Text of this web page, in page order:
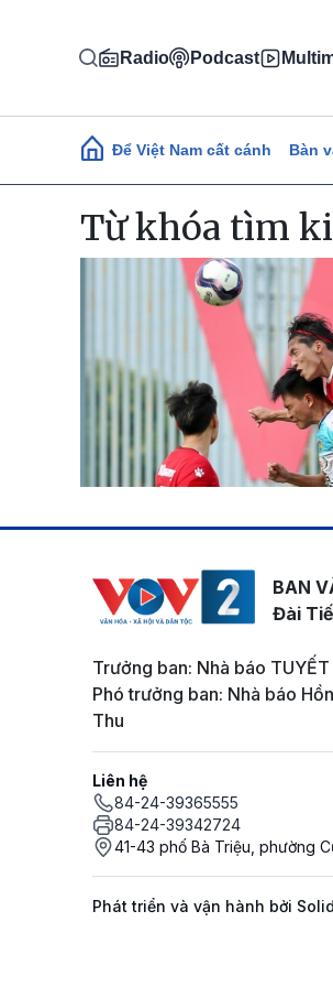
Radio Podcast
Main navigation
Để Việt Nam cất cánh Bàn
Từ khóa tìm
BAN
Đài
Trưởng ban: Nhà báo TUYẾT
Phó trưởng ban: Nhà báo
Thu
Liên hệ
84-24-39365555
84-24-39342724
41-43 phố Bà Triệu, phường
Phát triển và vận hành bởi